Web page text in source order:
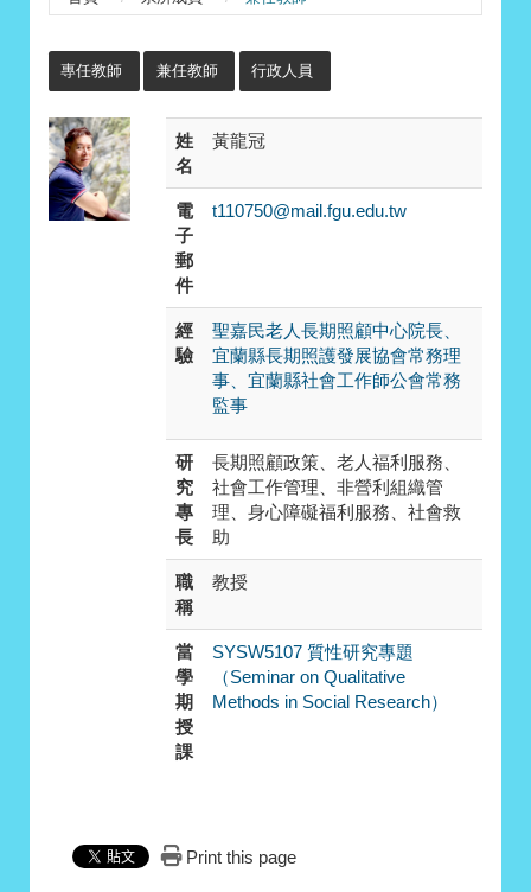
專任教師 兼任教師 行政人員
姓
名
黃龍冠
電
子
郵
件
t110750@mail.fgu.edu.tw
經
驗
聖嘉民老人長期照顧中心院長、
宜蘭縣長期照護發展協會常務理
事、宜蘭縣社會工作師公會常務
監事
研
究
專
長
長期照顧政策、老人福利服務、
社會工作管理、非營利組織管
理、身心障礙福利服務、社會救
助
職
稱
教授
當
學
期
授
課
SYSW5107 質性研究專題
（Seminar on Qualitative
Methods in Social Research）
Print this page